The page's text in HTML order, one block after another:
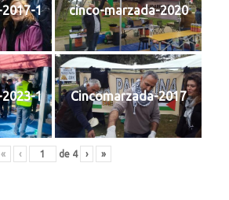
1 cinco-marzada-2020
1 Cincomarzada-2017
« ‹ de 4 › »